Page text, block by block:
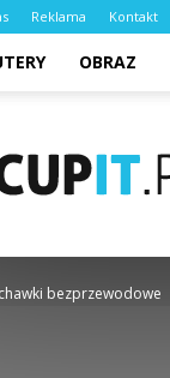
Reklama Kontakt
OBRAZ
bezprzewodowe